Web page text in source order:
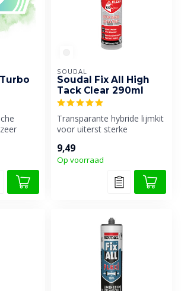
SOUDAL
Soudal Fix All High
Tack Clear 290ml
Transparante hybride lijmkit
voor uiterst sterke
materialen...
9,49
Op voorraad